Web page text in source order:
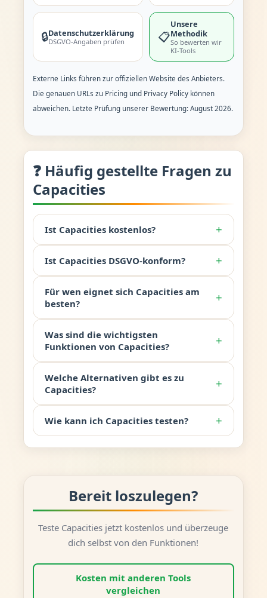
🔒Datenschutzerklärung
DSGVO-Angaben prüfen 📋
Unsere
Methodik
So bewerten wir
KI-Tools
Externe Links führen zur offiziellen Website des Anbieters.
Die genauen URLs zu Pricing und Privacy Policy können
abweichen. Letzte Prüfung unserer Bewertung: August 2026.
❓ Häufig gestellte Fragen zu
Capacities
Ist Capacities kostenlos? +
Ist Capacities DSGVO-konform? +
Für wen eignet sich Capacities am
besten?
+
Was sind die wichtigsten
Funktionen von Capacities?
+
Welche Alternativen gibt es zu
Capacities?
+
Wie kann ich Capacities testen? +
Bereit loszulegen?
Teste Capacities jetzt kostenlos und überzeuge
dich selbst von den Funktionen!
Kosten mit anderen Tools
vergleichen